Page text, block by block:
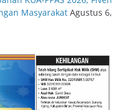
Masyarakat Agustus 6,